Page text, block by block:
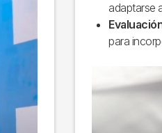
adaptarse
para